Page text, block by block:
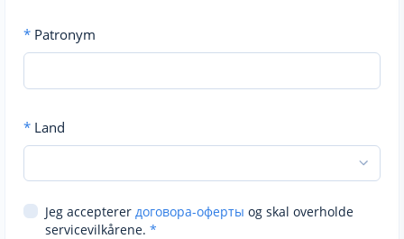
* Patronym
* Land
Jeg accepterer договора-оферты og skal overholde
servicevilkårene. *